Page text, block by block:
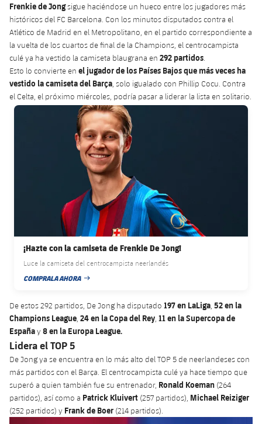
plusicon
más
Instalaciones
Spotify Camp Nou
Palau Blaugrana
Estadi Johan Cruyff
Barça Cafe
Ciutat Esportiva
La Masia
plusicon
Servicios
Servicios Médicos
plusicon
más
Instalaciones
SUB13
SUB12
SUB11 A
SUB10 A
SUB9 A
SUB9 B
SUB8 B
SUB13 B
SUB12 C
SUB11 C
Entradas
Gameday Shows
Resultados
Clasificación
Jugadores
Historia
Palmarés
Base
Barça Atlètic
Junior
Cadete A
Cadete B
Infantil A
Mini
Campus Verano
PLUSICON
MÁS
Primer Equipo
plusicon
más
Actualidad
Calendario
Entradas
Clasificaciones
Jugadores
Historia
Palmarés
Barça Atlètic
plusicon
más
Actualidad
Calendario
Resultados
Clasificaciones
Jugadores
Fotos
plusicon
Actualidad
Cadete A
Cadete B
Infantil A
Infantil B
Primer equipo
plusicon
Actualidad
Calendario
Entradas
Resultados
Clasificaciones
Jugadors
Fotos
Barça Atlètic
plusicon
Actualidad
Resultados
Jugadores
Clasificaciones
Base
plusicon
más
Juvenil
Cadete
Infantil
Alevín
PLUSICON
MÁS
Primer equipo
plusicon
más
Actualidad
Calendario
Barça Atlètic
plusicon
más
Actualidad
Base
Frenkie de Jongsigue haciéndose un hueco entre los jugadores más
históricos del FC Barcelona. Con los minutos disputados contra el
Atlético de Madrid en el Metropolitano, en el partido correspondiente a
la vuelta de los cuartos de final de la Champions, el centrocampista
culé ya ha vestido la camiseta blaugrana en 292 partidos
Esto lo convierte en el jugador de los Países Bajos que más veces ha
vestido la camiseta del Barça , solo igualado con Phillip Cocu. Contra
el Celta, el próximo miércoles, podría pasar a liderar la lista en solitario.
FC Barcelona club badge
¡Hazte con la camiseta de Frenkie De Jong!
Luce la camiseta del centrocampista neerlandés
COMPRALA AHORA
FECHA DE PUBLICACIÓN
De estos 292 partidos, De Jong ha disputado 197 en LaLiga 52 en la
Champions League 24 en la Copa del Rey 11 en la Supercopa de
Españay8 en la Europa League.
Lidera el TOP 5
De Jong ya se encuentra en lo más alto del TOP 5 de neerlandeses con
más partidos con el Barça. El centrocampista culé ya hace tiempo que
superó a quien también fue su entrenador, Ronald Koeman (264
partidos), así como a Patrick Kluivert (257 partidos), Michael Reiziger
(252 partidos) y Frank de Boer (214 partidos).